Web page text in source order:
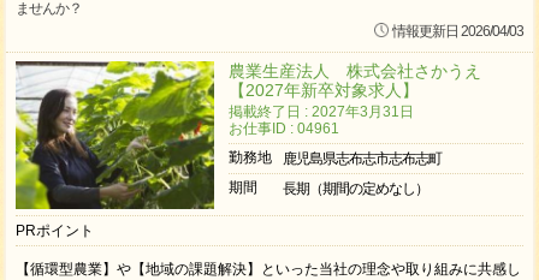
ませんか？
情報更新日 2026/04/03
農業生産法人 株式会社さかうえ
【2027年新卒対象求人】
掲載終了日 : 2027年3月31日
お仕事ID : 04961
勤務地
鹿児島県志布志市志布志町
期間
長期（期間の定めなし）
PRポイント
【循環型農業】や【地域の課題解決】といった当社の理念や取り組みに共感し